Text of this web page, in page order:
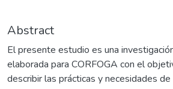
Abstract
El presente estudio es una
elaborada para CORFOGA con el
describir las prácticas y necesidades